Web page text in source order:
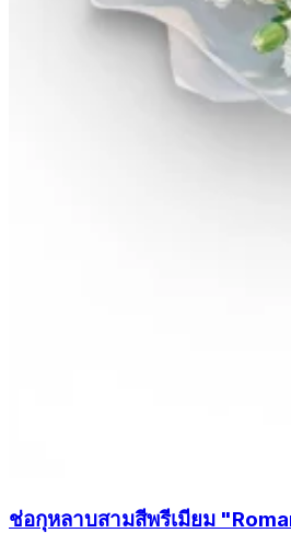
ช่อกุหลาบสามสีพรีเมียม